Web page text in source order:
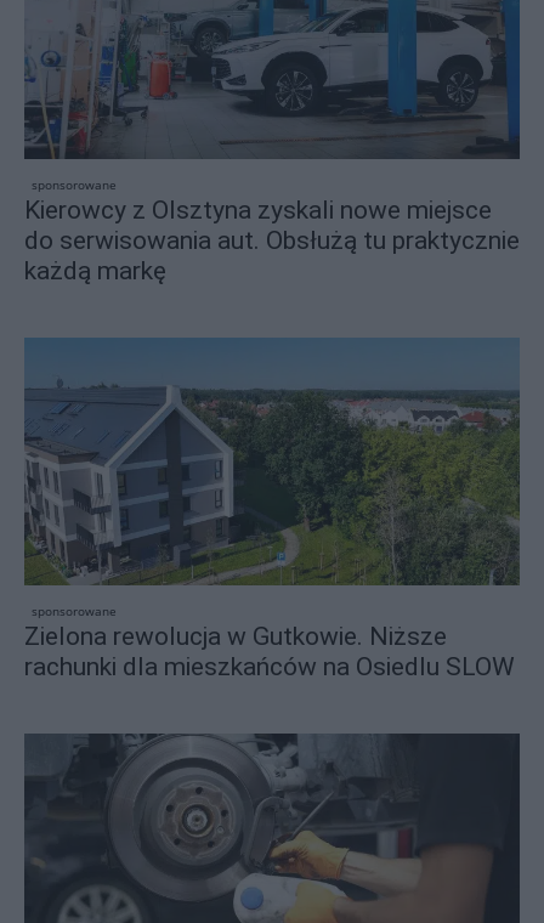
sponsorowane
Kierowcy z Olsztyna zyskali nowe miejsce
do serwisowania aut. Obsłużą tu praktycznie
każdą markę
sponsorowane
Zielona rewolucja w Gutkowie. Niższe
rachunki dla mieszkańców na Osiedlu SLOW